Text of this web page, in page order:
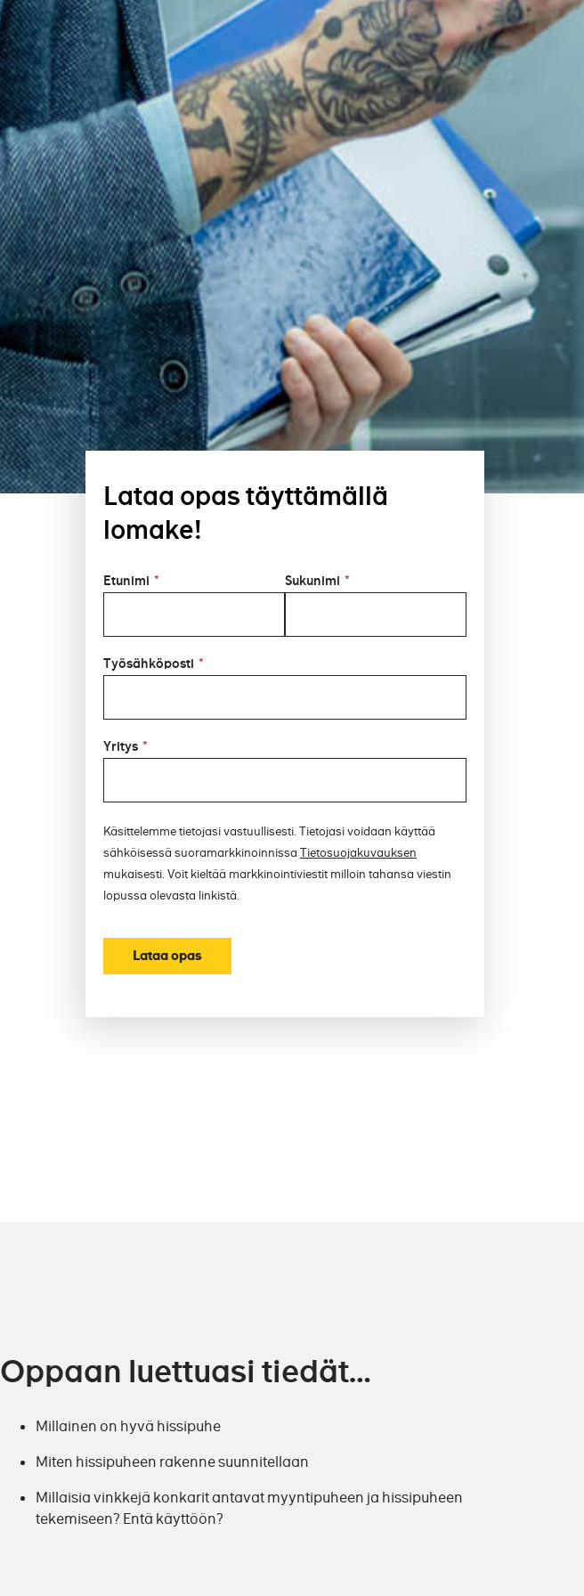
Lataa opas täyttämällä
lomake!
*
Etunimi *
Sukunimi
*
Työsähköposti
*
Yritys
Käsittelemme tietojasi vastuullisesti. Tietojasi voidaan käyttää
sähköisessä suoramarkkinoinnissa Tietosuojakuvauksen
mukaisesti. Voit kieltää markkinointiviestit milloin tahansa viestin
lopussa olevasta linkistä.
Lataa opas
Oppaan luettuasi tiedät…
Millainen on hyvä hissipuhe
Miten hissipuheen rakenne suunnitellaan
Millaisia vinkkejä konkarit antavat myyntipuheen ja hissipuheen
tekemiseen? Entä käyttöön?